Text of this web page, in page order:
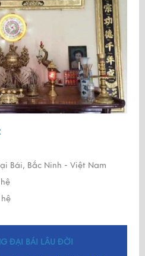
Bái, Bắc Ninh - Việt Nam
ĐẠI BÁI LÂU ĐỜI